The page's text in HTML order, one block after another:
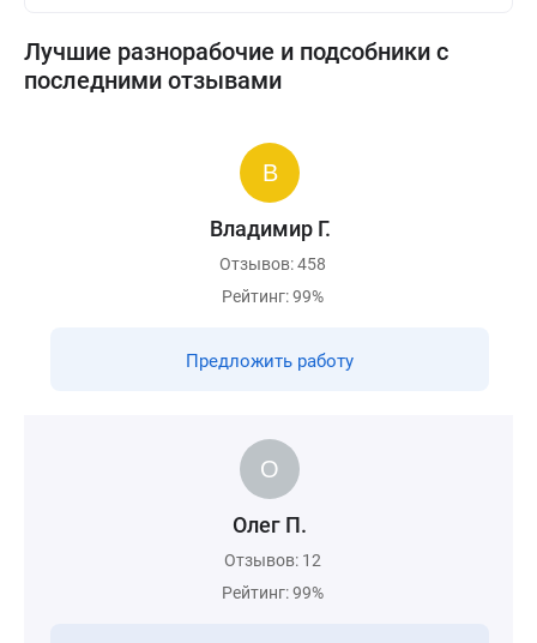
Лучшие разнорабочие и подсобники с
последними отзывами
Владимир Г.
Отзывов: 458
Рейтинг: 99%
Предложить работу
Олег П.
Отзывов: 12
Рейтинг: 99%